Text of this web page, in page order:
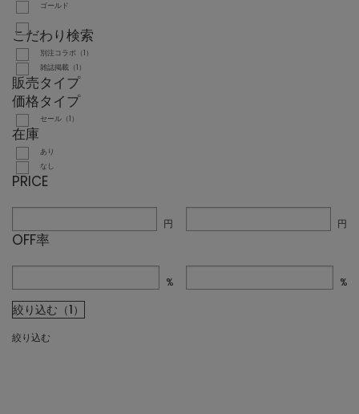
ゴールド
こだわり検索
別注コラボ（1）
雑誌掲載（1）
販売タイプ
価格タイプ
セール（1）
在庫
あり
なし
PRICE
円 円
OFF率
% %
絞り込む（1）
絞り込む